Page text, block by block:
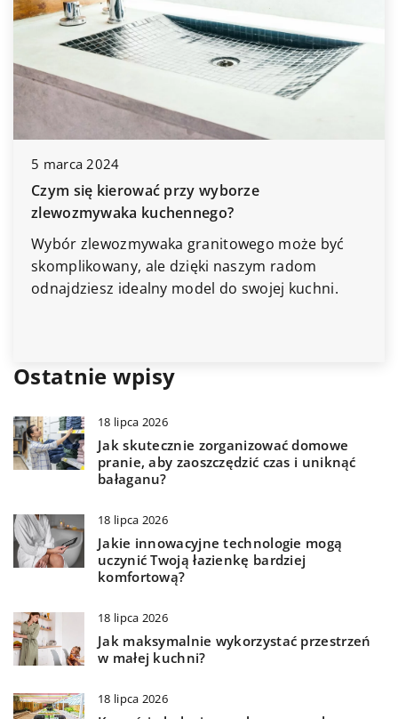
marca 2024
się kierować przy wyborze
kuchennego?
zlewozmywaka granitowego może być
ale dzięki naszym radom
idealny model do swojej kuchni.
Ostatnie wpisy
18 lipca 2026
Jak skutecznie zorganizować domowe
pranie, aby zaoszczędzić czas i uniknąć
bałaganu?
18 lipca 2026
Jakie innowacyjne technologie mogą
uczynić Twoją łazienkę bardziej
komfortową?
18 lipca 2026
Jak maksymalnie wykorzystać przestrzeń
w małej kuchni?
18 lipca 2026